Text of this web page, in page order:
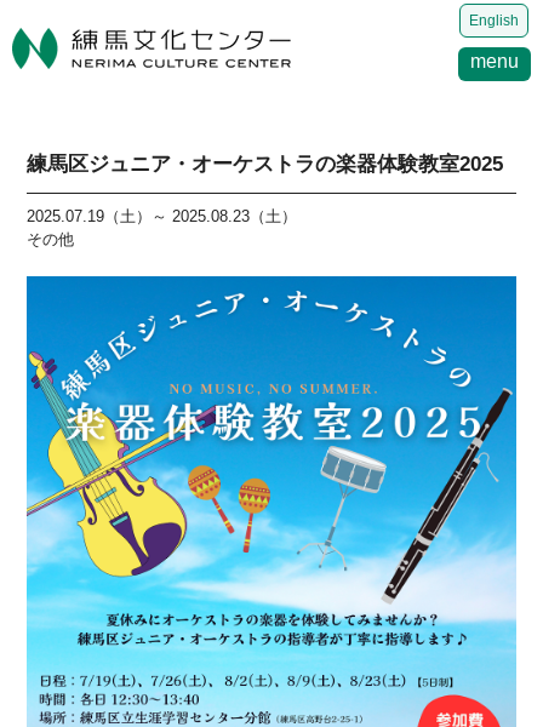
English
menu
練馬区ジュニア・オーケストラの楽器体験教室2025
2025.07.19（土）～ 2025.08.23（土）
その他